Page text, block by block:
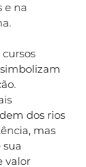
e na
dos rios
mas
valor